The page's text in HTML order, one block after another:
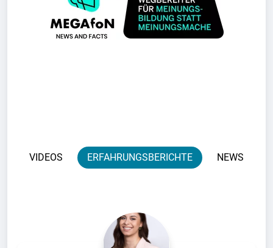
VIDEOS ERFAHRUNGSBERICHTE NEWS